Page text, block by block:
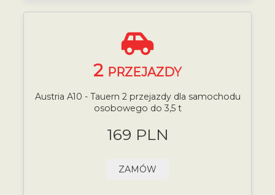
2 PRZEJAZDY
Austria A10 - Tauern 2 przejazdy dla samochodu
osobowego do 3,5 t
169 PLN
ZAMÓW